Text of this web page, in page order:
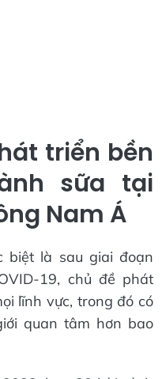
triển bền
sữa tại
Nam Á
biệt là sau giai đoạn
19, chủ đề phát
lĩnh vực, trong đó có
quan tâm hơn bao